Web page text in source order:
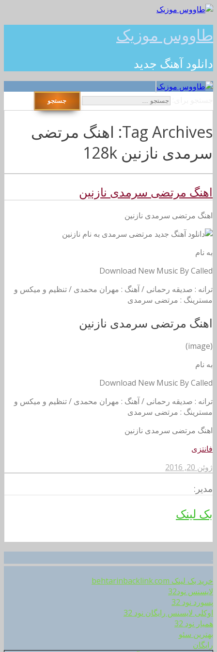
طاووس موزیک
دانلود آهنگ جدید
Tag Archives: اهنگ مرتضی
سرمدی نازنین 128k
اهنگ مرتضی سرمدی نازنین
اهنگ مرتضی سرمدی نازنین
به نام
Download New Music By Called
ترانه : صدیقه رحمانی / آهنگ : مهران محمدی / تنظیم و میکس و
مسترینگ : مرتضی سرمدی
اهنگ مرتضی سرمدی نازنین
(image)
به نام
Download New Music By Called
ترانه : صدیقه رحمانی / آهنگ : مهران محمدی / تنظیم و میکس و
مسترینگ : مرتضی سرمدی
اهنگ مرتضی سرمدی نازنین
فانتزی
ژوئن 20, 2016
مدیر:
بک لینک
.
خرید بک لینک behtarinbacklink.com
لایسنس نود32
پسورد نود 32
اوکلی لایسنس رایگان نود 32
همیار نود 32
بهترین سئو
رایگان